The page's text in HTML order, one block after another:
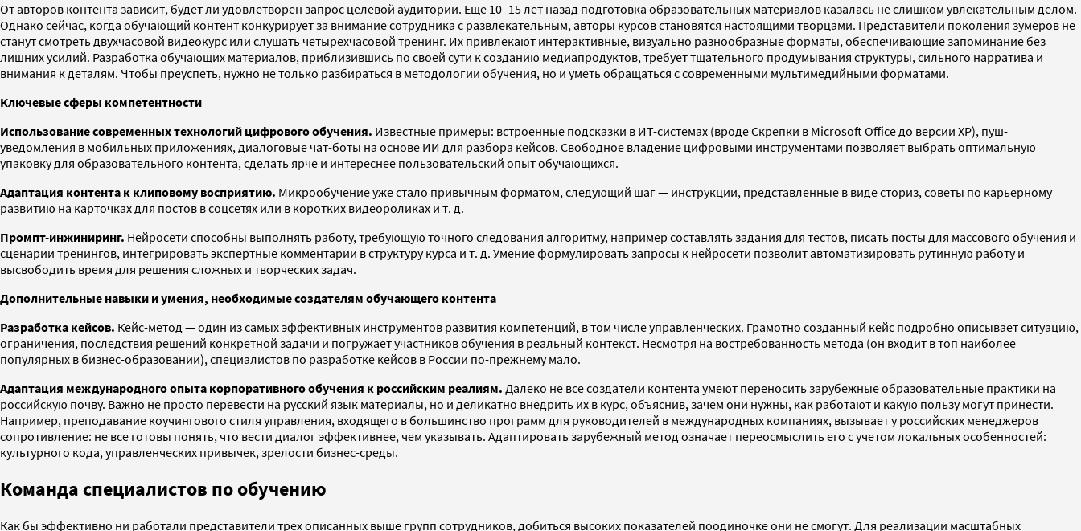
От авторов контента зависит, будет ли удовлетворен запрос целевой аудитории. Еще 10–15 лет назад подготовка образовательных материалов казалась не слишком увлекательным делом.
Однако сейчас, когда обучающий контент конкурирует за внимание сотрудника с развлекательным, авторы курсов становятся настоящими творцами. Представители поколения зумеров не
станут смотреть двухчасовой видеокурс или слушать четырехчасовой тренинг. Их привлекают интерактивные, визуально разнообразные форматы, обеспечивающие запоминание без
лишних усилий. Разработка обучающих материалов, приблизившись по своей сути к созданию медиапродуктов, требует тщательного продумывания структуры, сильного нарратива и
внимания к деталям. Чтобы преуспеть, нужно не только разбираться в методологии обучения, но и уметь обращаться с современными мультимедийными форматами.
Ключевые сферы компетентности
Использование современных технологий цифрового обучения. Известные примеры: встроенные подсказки в ИТ-системах (вроде Скрепки в Microsoft Office до версии XP), пуш-
уведомления в мобильных приложениях, диалоговые чат-боты на основе ИИ для разбора кейсов. Свободное владение цифровыми инструментами позволяет выбрать оптимальную
упаковку для образовательного контента, сделать ярче и интереснее пользовательский опыт обучающихся.
Адаптация контента к клиповому восприятию. Микрообучение уже стало привычным форматом, следующий шаг — инструкции, представленные в виде сториз, советы по карьерному
развитию на карточках для постов в соцсетях или в коротких видеороликах и т. д.
Промпт-инжиниринг. Нейросети способны выполнять работу, требующую точного следования алгоритму, например составлять задания для тестов, писать посты для массового обучения и
сценарии тренингов, интегрировать экспертные комментарии в структуру курса и т. д. Умение формулировать запросы к нейросети позволит автоматизировать рутинную работу и
высвободить время для решения сложных и творческих задач.
Дополнительные навыки и умения, необходимые создателям обучающего контента
Разработка кейсов. Кейс-метод — один из самых эффективных инструментов развития компетенций, в том числе управленческих. Грамотно созданный кейс подробно описывает ситуацию,
ограничения, последствия решений конкретной задачи и погружает участников обучения в реальный контекст. Несмотря на востребованность метода (он входит в топ наиболее
популярных в бизнес-образовании), специалистов по разработке кейсов в России по-прежнему мало.
Адаптация международного опыта корпоративного обучения к российским реалиям. Далеко не все создатели контента умеют переносить зарубежные образовательные практики на
российскую почву. Важно не просто перевести на русский язык материалы, но и деликатно внедрить их в курс, объяснив, зачем они нужны, как работают и какую пользу могут принести.
Например, преподавание коучингового стиля управления, входящего в большинство программ для руководителей в международных компаниях, вызывает у российских менеджеров
сопротивление: не все готовы понять, что вести диалог эффективнее, чем указывать. Адаптировать зарубежный метод означает переосмыслить его с учетом локальных особенностей:
культурного кода, управленческих привычек, зрелости бизнес-среды.
Команда специалистов по обучению
Как бы эффективно ни работали представители трех описанных выше групп сотрудников, добиться высоких показателей поодиночке они не смогут. Для реализации масштабных